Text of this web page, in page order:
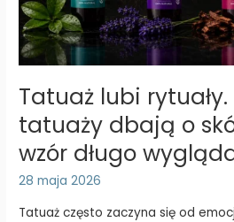
Tatuaż lubi
tatuaży dbają o
wzór długo
28 maja 2026
Tatuaż często zaczyna się od